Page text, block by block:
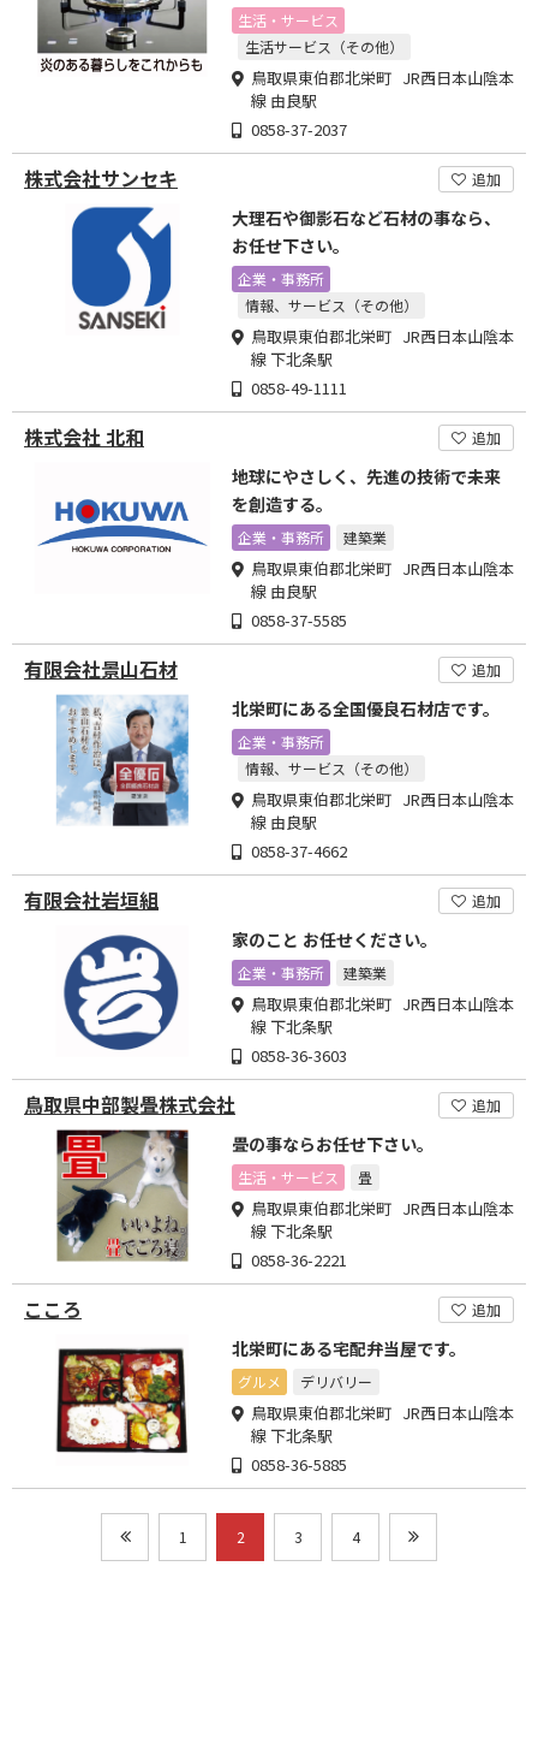
す。
生活・サービス
生活サービス（その他）
鳥取県東伯郡北栄町 JR西日本山陰本
線 由良駅
0858-37-2037
株式会社サンセキ 追加
大理石や御影石など石材の事なら、
お任せ下さい。
企業・事務所
情報、サービス（その他）
鳥取県東伯郡北栄町 JR西日本山陰本
線 下北条駅
0858-49-1111
株式会社 北和 追加
地球にやさしく、先進の技術で未来
を創造する。
企業・事務所 建築業
鳥取県東伯郡北栄町 JR西日本山陰本
線 由良駅
0858-37-5585
有限会社景山石材 追加
北栄町にある全国優良石材店です。
企業・事務所
情報、サービス（その他）
鳥取県東伯郡北栄町 JR西日本山陰本
線 由良駅
0858-37-4662
有限会社岩垣組 追加
家のこと お任せください。
企業・事務所 建築業
鳥取県東伯郡北栄町 JR西日本山陰本
線 下北条駅
0858-36-3603
鳥取県中部製畳株式会社 追加
畳の事ならお任せ下さい。
生活・サービス 畳
鳥取県東伯郡北栄町 JR西日本山陰本
線 下北条駅
0858-36-2221
こころ 追加
北栄町にある宅配弁当屋です。
グルメ デリバリー
鳥取県東伯郡北栄町 JR西日本山陰本
線 下北条駅
0858-36-5885
1 2 3 4